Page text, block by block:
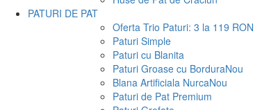
PATURI DE PAT
Oferta Trio Paturi: 3 la 119 RON
Paturi Simple
Paturi cu Blanita
Paturi Groase cu BorduraNou
Blana Artificiala NurcaNou
Paturi de Pat Premium